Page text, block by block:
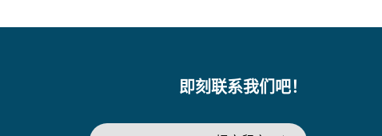
即刻联系我们吧！